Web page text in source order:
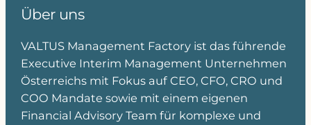
Über uns
VALTUS Management Factory ist das führende
Executive Interim Management Unternehmen
Österreichs mit Fokus auf CEO, CFO, CRO und
COO Mandate sowie mit einem eigenen
Financial Advisory Team für komplexe und